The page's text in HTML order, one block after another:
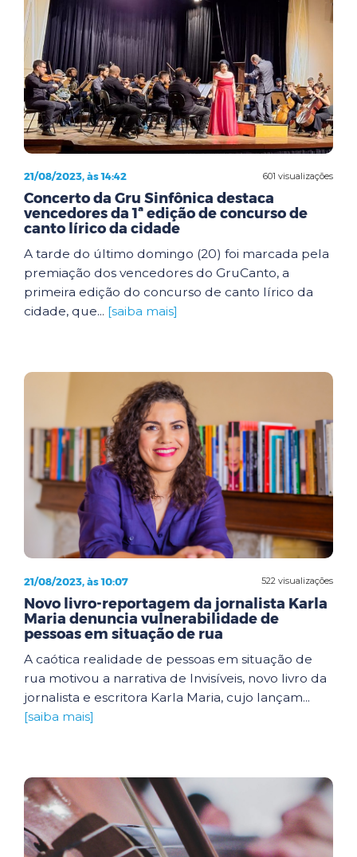
601 visualizações
21/08/2023, às 14:42
Concerto da Gru Sinfônica destaca
vencedores da 1ª edição de concurso de
canto lírico da cidade
A tarde do último domingo (20) foi marcada pela
premiação dos vencedores do GruCanto, a
primeira edição do concurso de canto lírico da
cidade, que... [saiba mais]
522 visualizações
21/08/2023, às 10:07
Novo livro-reportagem da jornalista Karla
Maria denuncia vulnerabilidade de
pessoas em situação de rua
A caótica realidade de pessoas em situação de
rua motivou a narrativa de Invisíveis, novo livro da
jornalista e escritora Karla Maria, cujo lançam...
[saiba mais]